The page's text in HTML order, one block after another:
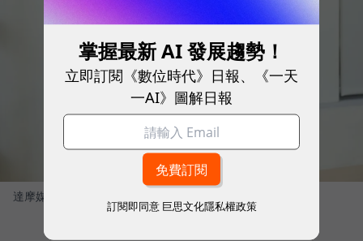
達摩媒體暨影領國際執行長 林合政
掌握最新 AI 發展趨勢！
立即訂閱《數位時代》日報、《一天
一AI》圖解日報
訂閱即同意 巨思文化隱私權政策